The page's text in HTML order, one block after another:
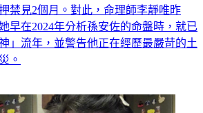
禁見2個月。對此，命理師李靜唯昨
早在2024年分析孫安佐的命盤時，就已
」流年，並警告他正在經歷最嚴苛的土
。